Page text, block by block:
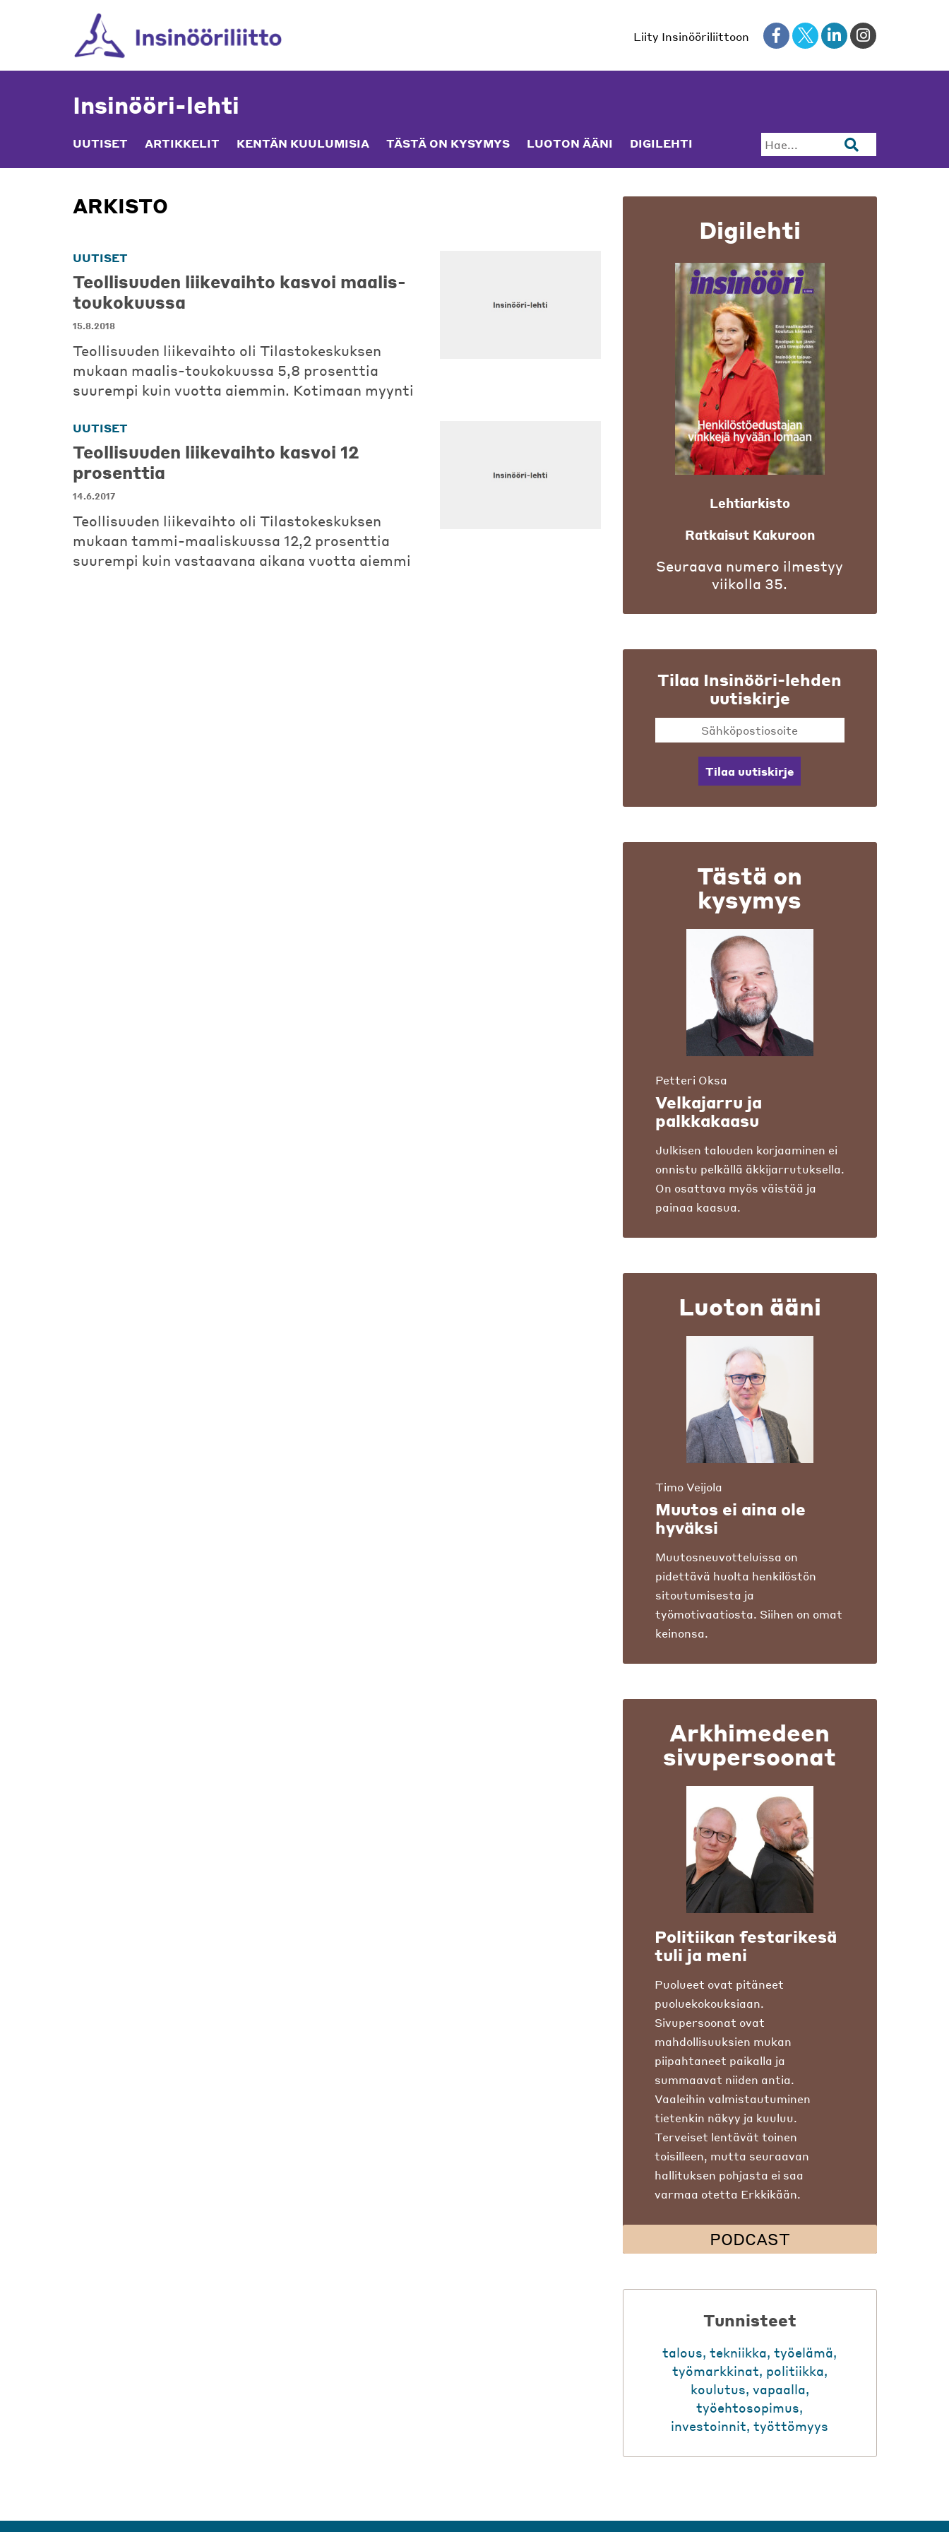
Liity Insinööriliittoon
Insinööri-lehti
UUTISET ARTIKKELIT KENTÄN KUULUMISIA TÄSTÄ ON KYSYMYS LUOTON ÄÄNI DIGILEHTI Hae...
ARKISTO
UUTISET
Teollisuuden liikevaihto kasvoi maalis-
toukokuussa
15.8.2018
Teollisuuden liikevaihto oli Tilastokeskuksen
mukaan maalis-toukokuussa 5,8 prosenttia
suurempi kuin vuotta aiemmin. Kotimaan myynti
UUTISET
Teollisuuden liikevaihto kasvoi 12
prosenttia
14.6.2017
Teollisuuden liikevaihto oli Tilastokeskuksen
mukaan tammi-maaliskuussa 12,2 prosenttia
suurempi kuin vastaavana aikana vuotta aiemmi
Digilehti
Lehtiarkisto
Ratkaisut Kakuroon
Seuraava numero ilmestyy
viikolla 35.
Tilaa Insinööri-lehden
uutiskirje
Tilaa uutiskirje
Tästä on
kysymys
Petteri Oksa
Velkajarru ja
palkkakaasu
Julkisen talouden korjaaminen ei
onnistu pelkällä äkkijarrutuksella.
On osattava myös väistää ja
painaa kaasua.
Luoton ääni
Timo Veijola
Muutos ei aina ole
hyväksi
Muutosneuvotteluissa on
pidettävä huolta henkilöstön
sitoutumisesta ja
työmotivaatiosta. Siihen on omat
keinonsa.
Arkhimedeen
sivupersoonat
Politiikan festarikesä
tuli ja meni
Puolueet ovat pitäneet
puoluekokouksiaan.
Sivupersoonat ovat
mahdollisuuksien mukan
piipahtaneet paikalla ja
summaavat niiden antia.
Vaaleihin valmistautuminen
tietenkin näkyy ja kuuluu.
Terveiset lentävät toinen
toisilleen, mutta seuraavan
hallituksen pohjasta ei saa
varmaa otetta Erkkikään.
PODCAST
Tunnisteet
talous,tekniikka,työelämä,
työmarkkinat, politiikka,
koulutus, vapaalla,
työehtosopimus,
investoinnit,työttömyys